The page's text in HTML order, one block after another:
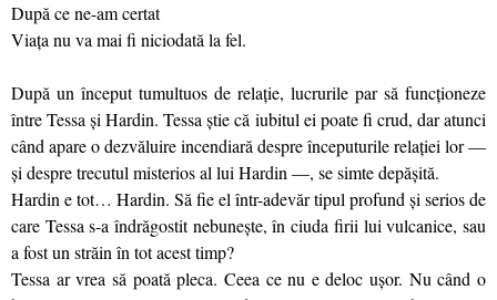
După ce ne-am certat
Viața nu va mai fi niciodată la fel.
După un început tumultuos de relație, lucrurile par să funcționeze
între Tessa și Hardin. Tessa știe că iubitul ei poate fi crud, dar atunci
când apare o dezvăluire incendiară despre începuturile relației lor —
și despre trecutul misterios al lui Hardin —, se simte depășită.
Hardin e tot… Hardin. Să fie el într-adevăr tipul profund și serios de
care Tessa s-a îndrăgostit nebunește, în ciuda firii lui vulcanice, sau
a fost un străin în tot acest timp?
Tessa ar vrea să poată pleca. Ceea ce nu e deloc ușor. Nu când o